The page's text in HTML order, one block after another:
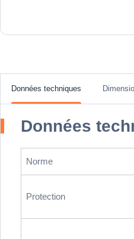
Données techniques
Données
Norme
Protection